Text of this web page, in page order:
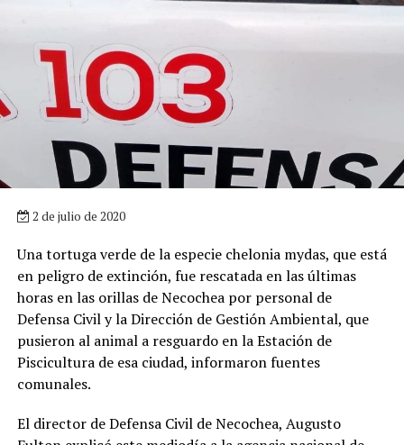
2 de julio de 2020
Una tortuga verde de la especie chelonia mydas, que está
en peligro de extinción, fue rescatada en las últimas
horas en las orillas de Necochea por personal de
Defensa Civil y la Dirección de Gestión Ambiental, que
pusieron al animal a resguardo en la Estación de
Piscicultura de esa ciudad, informaron fuentes
comunales.
El director de Defensa Civil de Necochea, Augusto